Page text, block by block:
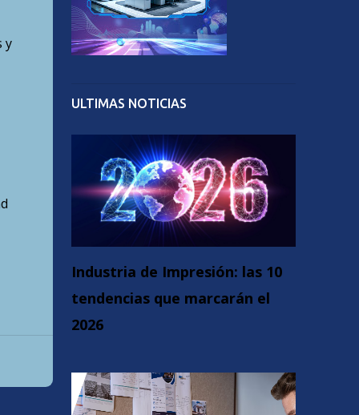
y
ULTIMAS NOTICIAS
Industria de Impresión: las 10
tendencias que marcarán el
2026